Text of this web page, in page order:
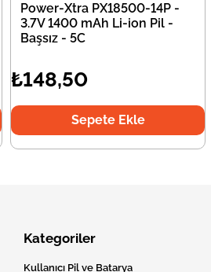
Power-Xtra PX18500-14P -
3.7V 1400 mAh Li-ion Pil -
Başsız - 5C
₺148,50
Sepete Ekle
Kategoriler
Kullanıcı Pil ve Batarya